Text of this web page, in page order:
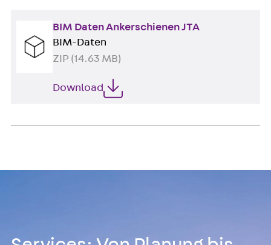
BIM Daten Ankerschienen JTA
BIM-Daten
ZIP (14.63 MB)
Download